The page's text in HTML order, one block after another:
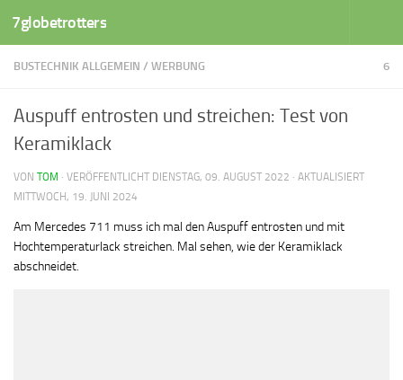
Zum Inhalt springen
7globetrotters
BUSTECHNIK ALLGEMEIN / WERBUNG 6
Auspuff entrosten und streichen: Test von
Keramiklack
VON TOM · VERÖFFENTLICHT DIENSTAG, 09. AUGUST 2022 · AKTUALISIERT
MITTWOCH, 19. JUNI 2024
Am Mercedes 711 muss ich mal den Auspuff entrosten und mit
Hochtemperaturlack streichen. Mal sehen, wie der Keramiklack
abschneidet.